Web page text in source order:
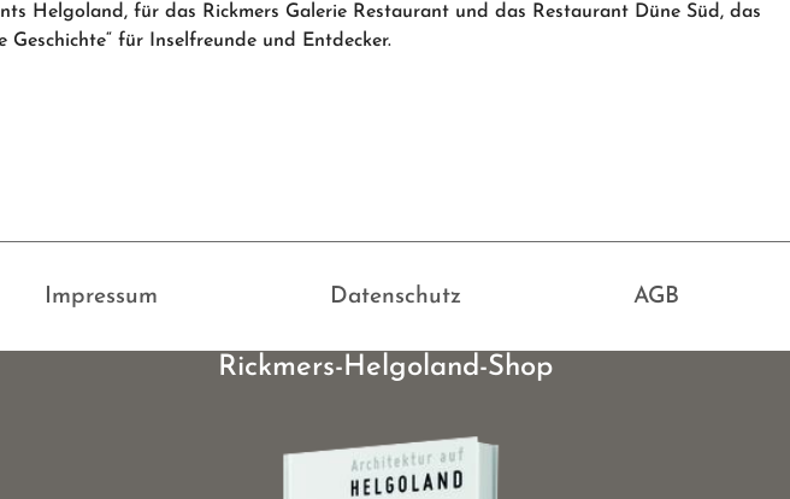
Helgoland, für das Rickmers Galerie Restaurant und das Restaurant Düne Süd, das
Geschichte“ für Inselfreunde und Entdecker.
Impressum Datenschutz AGB
Rickmers-Helgoland-Shop